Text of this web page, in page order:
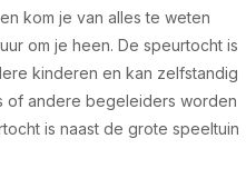
kom je van alles te weten
om je heen. De speurtocht is
kinderen en kan zelfstandig
of andere begeleiders worden
is naast de grote speeltuin